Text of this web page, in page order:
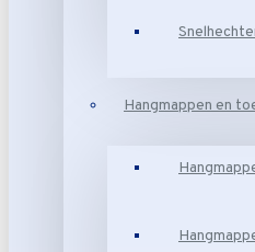
Hangmappen en